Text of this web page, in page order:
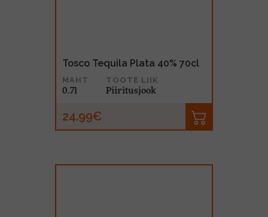
Tosco Tequila Plata 40% 70cl
MAHT
0.7l
TOOTE LIIK
Piiritusjook
24.99€